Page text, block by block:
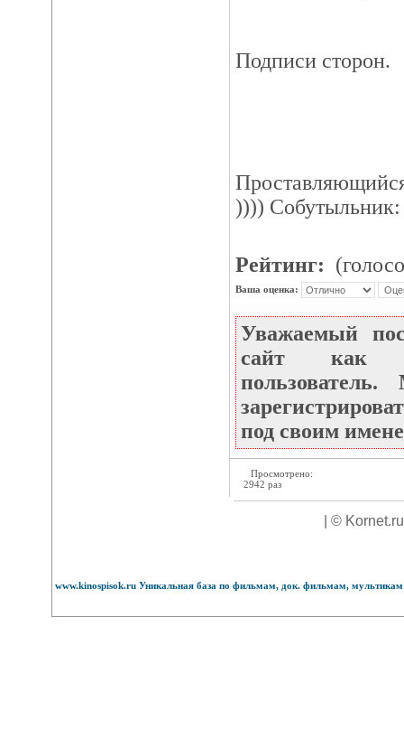
Подписи сторон.
)))) Собутыльник:
Рейтинг:
Ваша оценка:
Уважаемый
сайт как
под своим
Просмотрено:
2942 раз
| ©
www.kinospisok.ru Уникальная база по фильмам, док. фильмам,